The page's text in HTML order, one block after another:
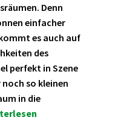
Denn
einfacher
es auch auf
des
perfekt in Szene
so kleinen
in die